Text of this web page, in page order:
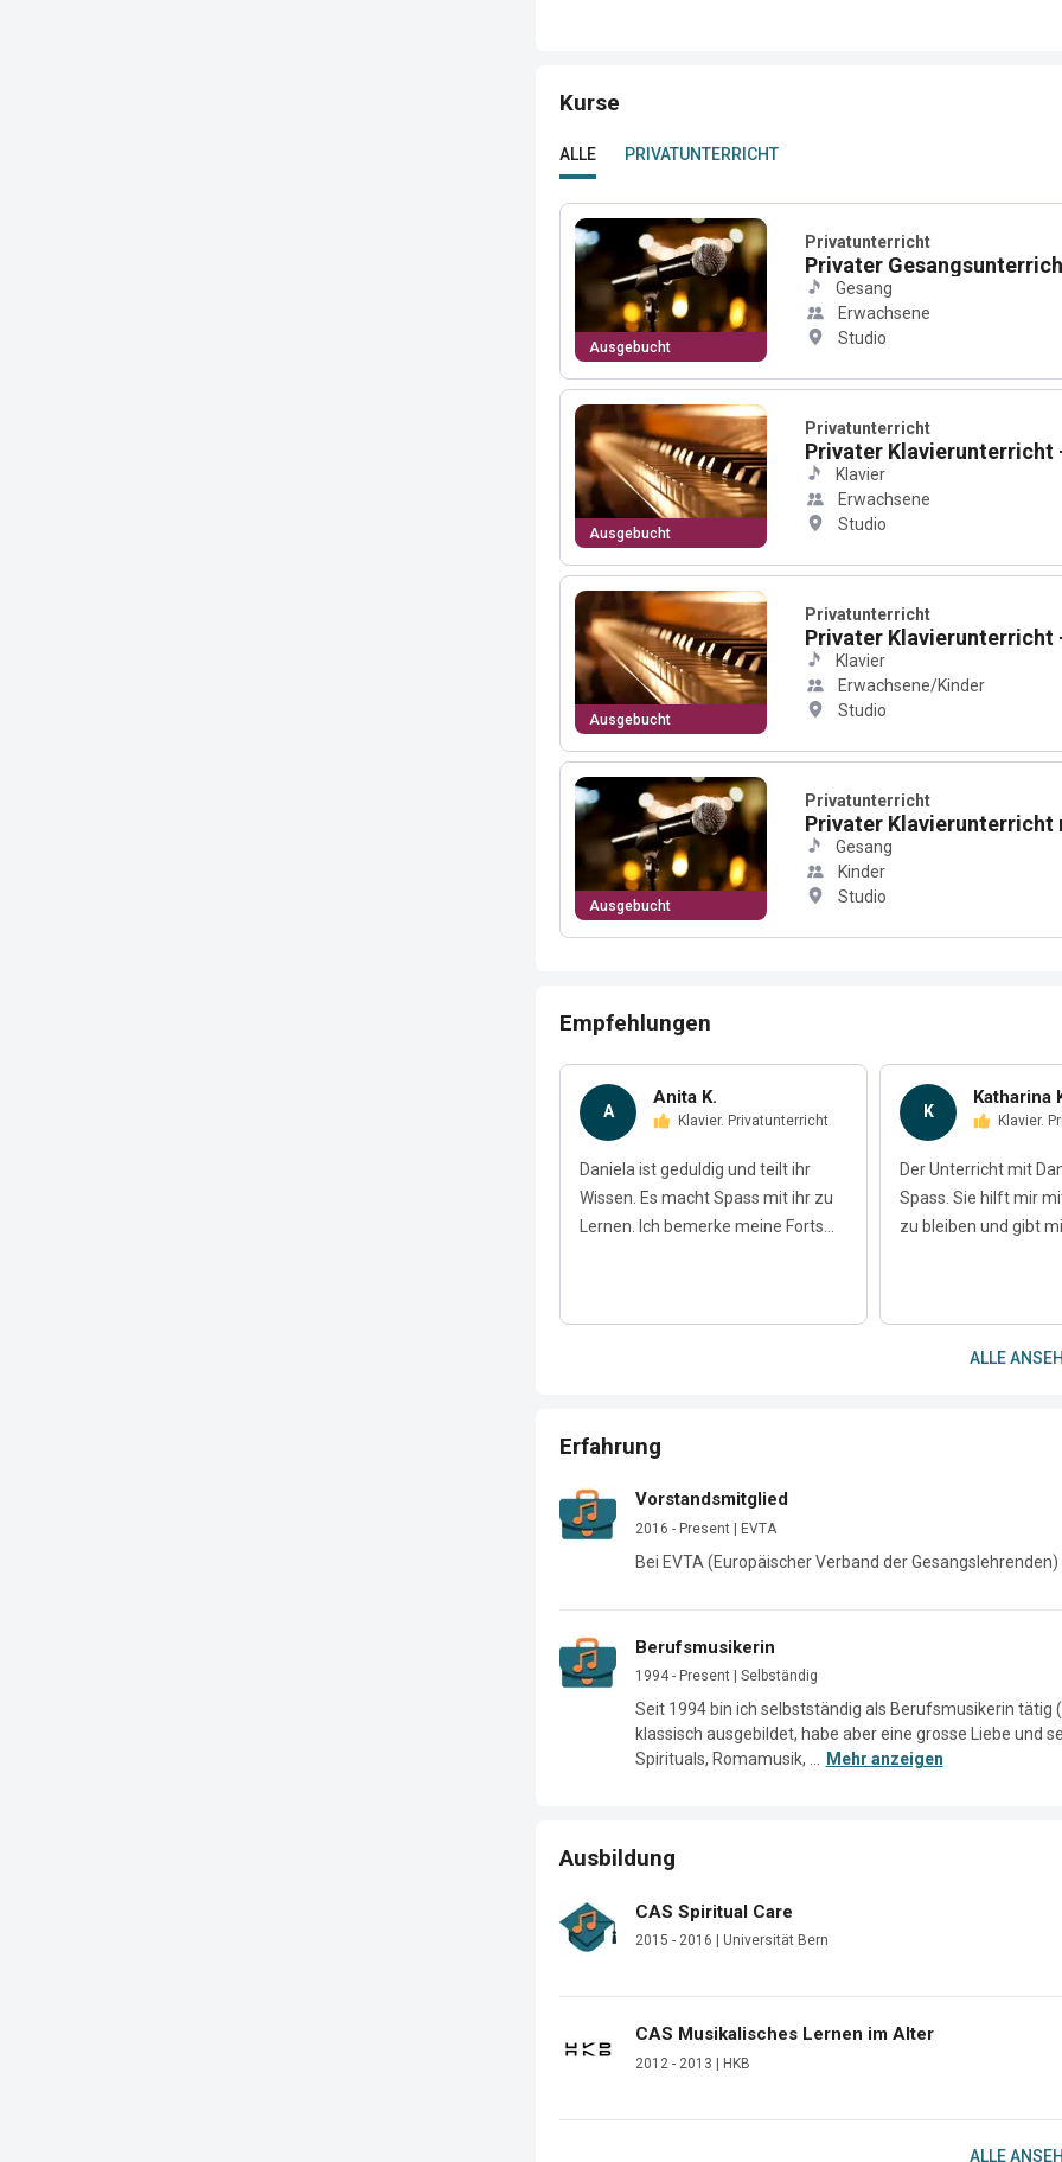
Kurse
ALLE PRIVATUNTERRICHT
Ausgebucht
Privatunterricht
Privater
Gesang
Erwachsene
Studio
Ausgebucht
Privatunterricht
Privater Klavierunterricht
Klavier
Erwachsene
Studio
Ausgebucht
Privatunterricht
Privater Klavierunterricht
Klavier
Erwachsene/Kinder
Studio
Ausgebucht
Privatunterricht
Privater Klavierunterricht
Gesang
Kinder
Studio
Empfehlungen
A
Anita K.
Klavier. Privatunterricht
Daniela ist geduldig und teilt ihr
Wissen. Es macht Spass mit ihr zu
Lernen. Ich bemerke meine Forts...
K
Katharina
Klavier.
Der Unterricht mit
Spass. Sie hilft mir
zu bleiben und gibt
ALLE
Erfahrung
Vorstandsmitglied
2016 - Present | EVTA
Bei EVTA (Europäischer Verband der
Berufsmusikerin
1994 - Present | Selbständig
Seit 1994 bin ich selbstständig als Berufsmusikerin tätig
klassisch ausgebildet, habe aber eine grosse Liebe und
Spirituals, Romamusik, ...
Mehr anzeigen
Ausbildung
CAS Spiritual Care
2015 - 2016 | Universität Bern
CAS Musikalisches Lernen im Alter
2012 - 2013 | HKB
ALLE